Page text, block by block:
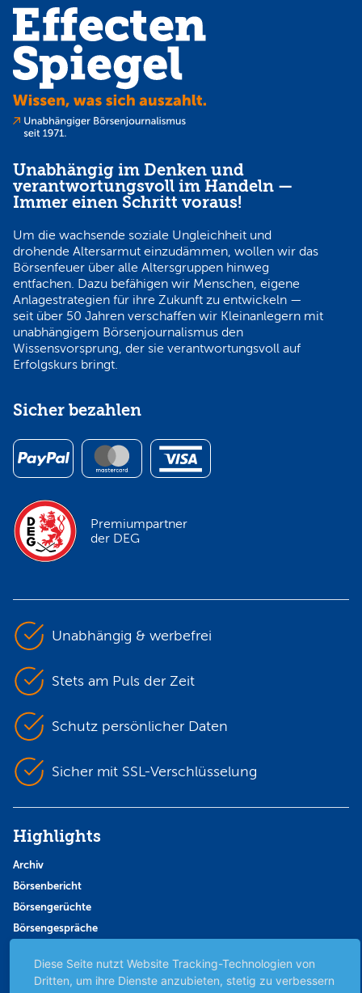
Unabhängig im Denken und
verantwortungsvoll im Handeln —
Immer einen Schritt voraus!
Um die wachsende soziale Ungleichheit und
drohende Altersarmut einzudämmen, wollen wir das
Börsenfeuer über alle Altersgruppen hinweg
entfachen. Dazu befähigen wir Menschen, eigene
Anlagestrategien für ihre Zukunft zu entwickeln —
seit über 50 Jahren verschaffen wir Kleinanlegern mit
unabhängigem Börsenjournalismus den
Wissensvorsprung, der sie verantwortungsvoll auf
Erfolgskurs bringt.
Sicher bezahlen
Premiumpartner
der DEG
Unabhängig & werbefrei
Stets am Puls der Zeit
Schutz persönlicher Daten
Sicher mit SSL-Verschlüsselung
Highlights
Archiv
Börsenbericht
Börsengerüchte
Börsengespräche
Favoriten
Diese Seite nutzt Website Tracking-Technologien von
Dritten, um ihre Dienste anzubieten, stetig zu verbessern